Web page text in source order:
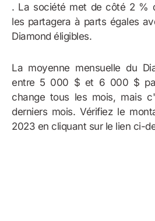
. La société met de côté 2 %
les partagera à parts égales
Diamond éligibles.
La moyenne mensuelle du
entre 5 000 $ et 6 000 $
change tous les mois, mais
derniers mois. Vérifiez le
2023 en cliquant sur le lien ci-